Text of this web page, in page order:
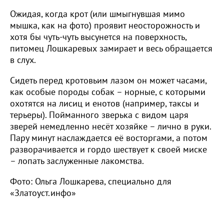
Ожидая, когда крот (или шмыгнувшая мимо
мышка, как на фото) проявит неосторожность и
хотя бы чуть-чуть высунется на поверхность,
питомец Лошкаревых замирает и весь обращается
в слух.
Сидеть перед кротовьим лазом он может часами,
как особые породы собак – норные, с которыми
охотятся на лисиц и енотов (например, таксы и
терьеры). Пойманного зверька с видом царя
зверей немедленно несёт хозяйке – лично в руки.
Пару минут наслаждается её восторгами, а потом
разворачивается и гордо шествует к своей миске
– лопать заслуженные лакомства.
Фото: Ольга Лошкарева, специально для
«Златоуст.инфо»